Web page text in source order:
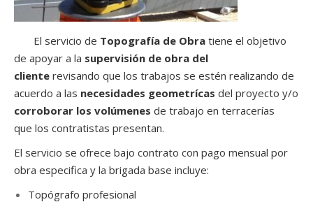
El servicio de Topografía de Obra tiene el objetivo
de apoyar a la supervisión de obra del
cliente revisando que los trabajos se estén realizando de
acuerdo a las necesidades geometrícas del proyecto y/o
corroborar los volúmenes de trabajo en terracerías
que los contratistas presentan.
El servicio se ofrece bajo contrato con pago mensual por
obra especifica y la brigada base incluye:
Topógrafo profesional